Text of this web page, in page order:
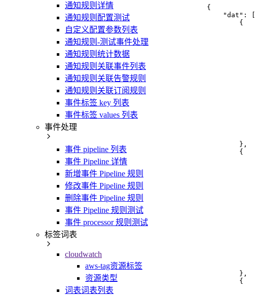
通知规则详情
通知规则配置测试
自定义配置参数列表
通知规则-测试事件处理
通知规则统计数据
通知规则关联事件列表
通知规则关联告警规则
通知规则关联订阅规则
事件标签 key 列表
事件标签 values 列表
事件处理
事件 pipeline 列表
事件 Pipeline 详情
新增事件 Pipeline 规则
修改事件 Pipeline 规则
删除事件 Pipeline 规则
事件 Pipeline 规则测试
事件 processor 规则测试
标签词表
cloudwatch
aws-tag资源标签
资源类型
词表词表列表
{
"dat" :
{
} ,
{
} ,
{